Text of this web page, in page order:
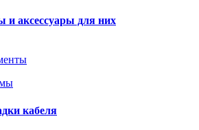
и аксессуары для них
кабеля